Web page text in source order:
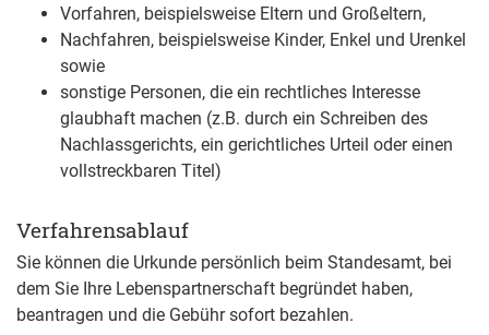
Vorfahren, beispielsweise Eltern und Großeltern,
Nachfahren, beispielsweise Kinder, Enkel und Urenkel
sowie
sonstige Personen, die ein rechtliches Interesse
glaubhaft machen (z.B. durch ein Schreiben des
Nachlassgerichts, ein gerichtliches Urteil oder einen
vollstreckbaren Titel)
Verfahrensablauf
Sie können die Urkunde persönlich beim Standesamt, bei
dem Sie Ihre Lebenspartnerschaft begründet haben,
beantragen und die Gebühr sofort bezahlen.